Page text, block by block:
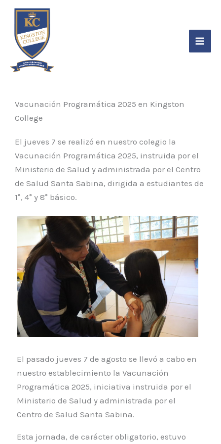
contenido
contenido
Vacunación Programática 2025 en Kingston
College
El jueves 7 se realizó en nuestro colegio la
Vacunación Programática 2025, instruida por el
Ministerio de Salud y administrada por el Centro
de Salud Santa Sabina, dirigida a estudiantes de
1°, 4° y 8° básico.
El pasado jueves 7 de agosto se llevó a cabo en
nuestro establecimiento la Vacunación
Programática 2025, iniciativa instruida por el
Ministerio de Salud y administrada por el
Centro de Salud Santa Sabina.
Esta jornada, de carácter obligatorio, estuvo